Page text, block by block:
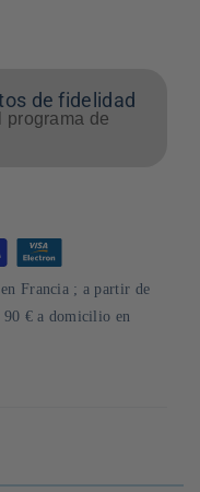
de fidelidad
programa de
Francia ; a partir de
€ a domicilio en